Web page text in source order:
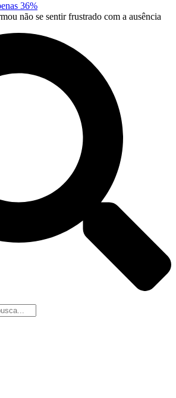
36%
não se sentir frustrado com a ausência